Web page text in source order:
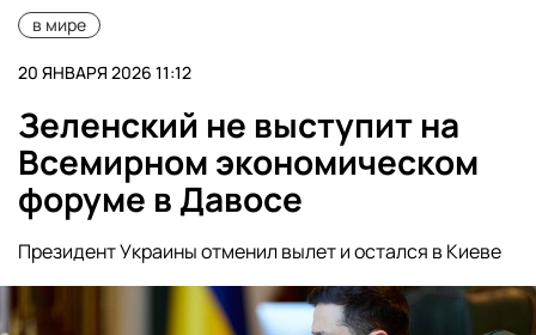
в мире
20 ЯНВАРЯ 2026 11:12
Зеленский не выступит на
Всемирном экономическом
форуме в Давосе
Президент Украины отменил вылет и остался в Киеве